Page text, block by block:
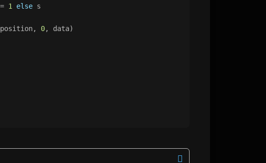
1 else s
0, data)